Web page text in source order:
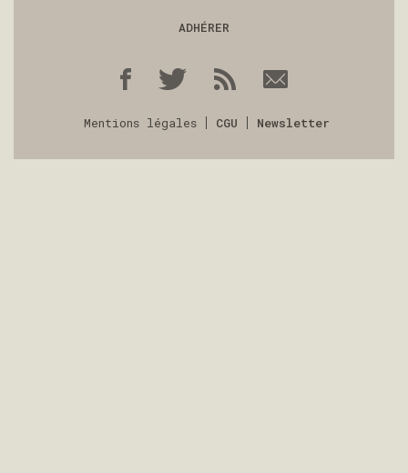
ADHÉRER
Mentions légales CGU Newsletter